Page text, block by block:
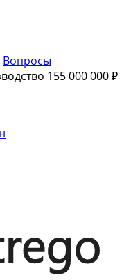
Вопросы
155 000 000 ₽